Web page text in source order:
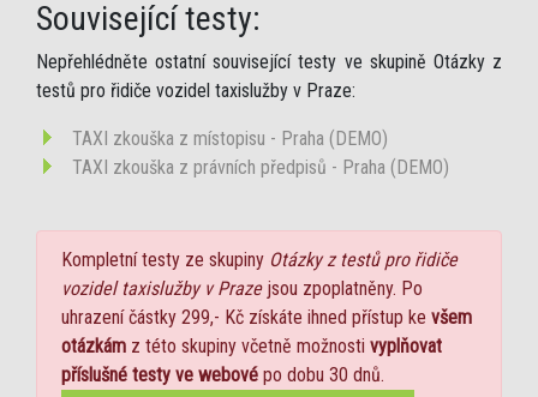
Související testy:
Nepřehlédněte ostatní související testy ve skupině Otázky z
testů pro řidiče vozidel taxislužby v Praze:
TAXI zkouška z místopisu - Praha (DEMO)
TAXI zkouška z právních předpisů - Praha (DEMO)
Kompletní testy ze skupiny Otázky z testů pro řidiče
vozidel taxislužby v Prazejsou zpoplatněny. Po
uhrazení částky 299,- Kč získáte ihned přístup ke všem
otázkám z této skupiny včetně možnosti vyplňovat
příslušné testy ve webové po dobu 30 dnů.